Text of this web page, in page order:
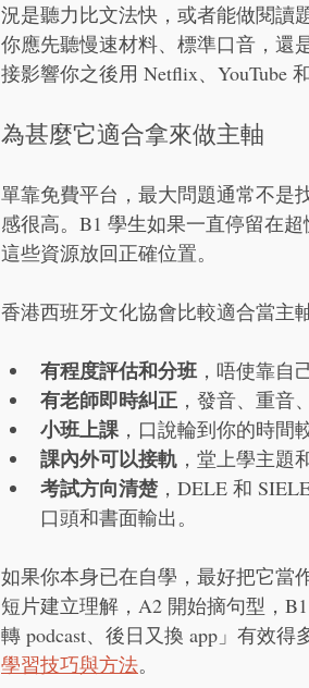
況是聽力比文法快，或者能做閱讀
你應先聽慢速材料、標準口音，還
接影響你之後用 Netflix、YouTube 和
為甚麼它適合拿來做主軸
單靠免費平台，最大問題通常不是
感很高。B1 學生如果一直停留在
這些資源放回正確位置。
香港西班牙文化協會比較適合當主
有程度評估和分班 ，唔使靠自
有老師即時糾正 ，發音、重音
小班上課 ，口說輪到你的時間
課內外可以接軌 ，堂上學主題
考試方向清楚，DELE 和
口頭和書面輸出。
如果你本身已在自學，最好把它當
短片建立理解，A2 開始摘句型，
轉 podcast、後日又換 app」有效
學習技巧與方法。